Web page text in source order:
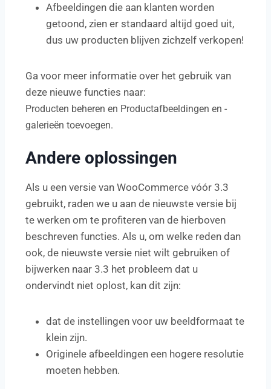
Afbeeldingen die aan klanten worden
getoond, zien er standaard altijd goed uit,
dus uw producten blijven zichzelf verkopen!
Ga voor meer informatie over het gebruik van
deze nieuwe functies naar:
Producten beheren en Productafbeeldingen en -
galerieën toevoegen.
Andere oplossingen
Als u een versie van WooCommerce vóór 3.3
gebruikt, raden we u aan de nieuwste versie bij
te werken om te profiteren van de hierboven
beschreven functies. Als u, om welke reden dan
ook, de nieuwste versie niet wilt gebruiken of
bijwerken naar 3.3 het probleem dat u
ondervindt niet oplost, kan dit zijn:
dat de instellingen voor uw beeldformaat te
klein zijn.
Originele afbeeldingen een hogere resolutie
moeten hebben.